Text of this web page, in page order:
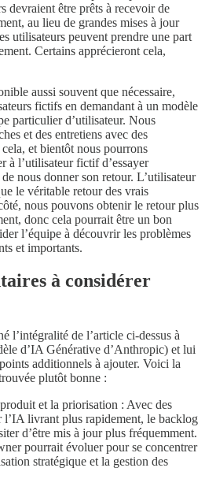
devraient être prêts à recevoir de
au lieu de grandes mises à jour
utilisateurs peuvent prendre une part
Certains apprécieront cela,
aussi souvent que nécessaire,
fictifs en demandant à un modèle
particulier d’utilisateur. Nous
et des entretiens avec des
et bientôt nous pourrons
à l’utilisateur fictif d’essayer
nous donner son retour. L’utilisateur
le véritable retour des vrais
nous pouvons obtenir le retour plus
donc cela pourrait être un bon
l’équipe à découvrir les problèmes
et importants.
à considérer
l’intégralité de l’article ci-dessus à
d’IA Générative d’Anthropic) et lui
additionnels à ajouter. Voici la
plutôt bonne :
et la priorisation : Avec des
l’IA livrant plus rapidement, le backlog
d’être mis à jour plus fréquemment.
pourrait évoluer pour se concentrer
stratégique et la gestion des